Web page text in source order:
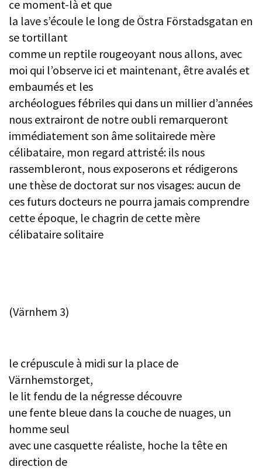
ce moment-là et que
la lave s’écoule le long de Östra Förstadsgatan en
se tortillant
comme un reptile rougeoyant nous allons, avec
moi qui l’observe ici et maintenant, être avalés et
embaumés et les
archéologues fébriles qui dans un millier d’années
nous extrairont de notre oubli remarqueront
immédiatement son âme solitairede mère
célibataire, mon regard attristé: ils nous
rassembleront, nous exposerons et rédigerons
une thèse de doctorat sur nos visages: aucun de
ces futurs docteurs ne pourra jamais comprendre
cette époque, le chagrin de cette mère
célibataire solitaire
(Värnhem 3)
le crépuscule à midi sur la place de
Värnhemstorget,
le lit fendu de la négresse découvre
une fente bleue dans la couche de nuages, un
homme seul
avec une casquette réaliste, hoche la tête en
direction de